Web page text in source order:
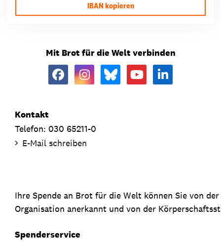
IBAN kopieren
Mit Brot für die Welt verbinden
Kontakt
Telefon: 030 65211-0
E-Mail schreiben
Ihre Spende an Brot für die Welt können Sie von
Organisation anerkannt und von der
Spenderservice